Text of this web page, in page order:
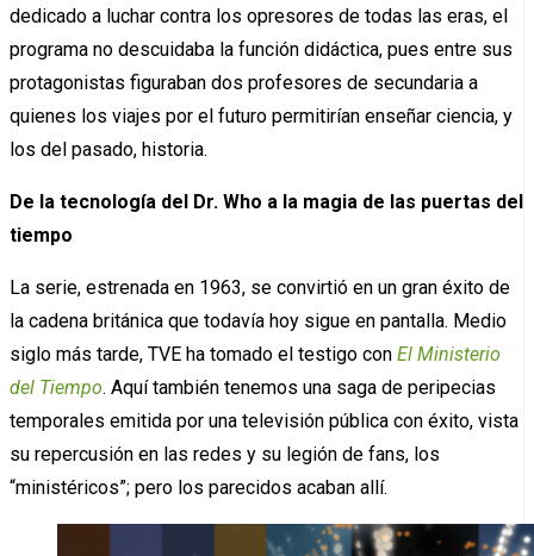
dedicado a luchar contra los opresores de todas las eras, el
programa no descuidaba la función didáctica, pues entre sus
protagonistas figuraban dos profesores de secundaria a
quienes los viajes por el futuro permitirían enseñar ciencia, y
los del pasado, historia.
De la tecnología del Dr. Who a la magia de las puertas del
tiempo
La serie, estrenada en 1963, se convirtió en un gran éxito de
la cadena británica que todavía hoy sigue en pantalla. Medio
siglo más tarde, TVE ha tomado el testigo con El Ministerio
del Tiempo. Aquí también tenemos una saga de peripecias
temporales emitida por una televisión pública con éxito, vista
su repercusión en las redes y su legión de fans, los
“ministéricos”; pero los parecidos acaban allí.